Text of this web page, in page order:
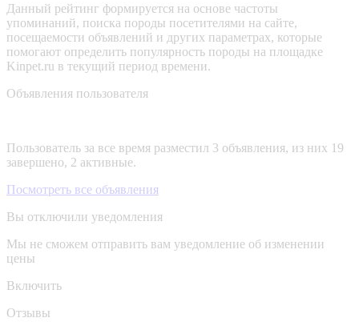
Данный рейтинг формируется на основе частоты
упоминаний, поиска породы посетителями на сайте,
посещаемости объявлений и других параметрах, которые
помогают определить популярность породы на площадке
Kinpet.ru в текущий период времени.
Объявления пользователя
Пользователь за все время разместил 3 объявления, из них 19
завершено, 2 активные.
Посмотреть все объявления
Вы отключили уведомления
Мы не сможем отправить вам уведомление об изменении
цены
Включить
Отзывы